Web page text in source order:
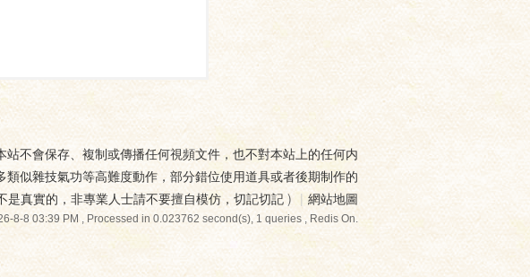
不會保存、複制或傳播任何視頻文件，也不對本站上的任何内
似雜技氣功等高難度動作，部分錯位使用道具或者後期制作的
真實的，非專業人士請不要擅自模仿，切記切記 ) | 網站地圖
8-8 03:39 PM, Processed in 0.023762 second(s), 1 queries , Redis On.